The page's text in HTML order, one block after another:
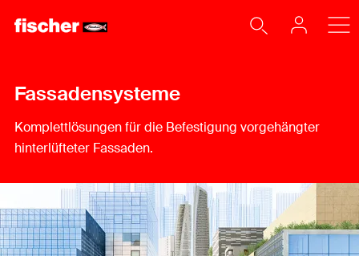
Fassadensysteme
Komplettlösungen für die Befestigung vorgehängter
hinterlüfteter Fassaden.